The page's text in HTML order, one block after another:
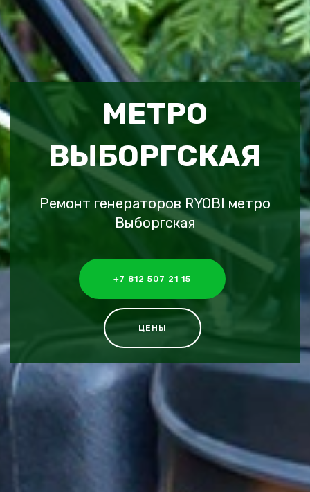
МЕТРО
ВЫБОРГСКАЯ
Ремонт генераторов RYOBI метро
Выборгская
+7 812 507 21 15
ЦЕНЫ